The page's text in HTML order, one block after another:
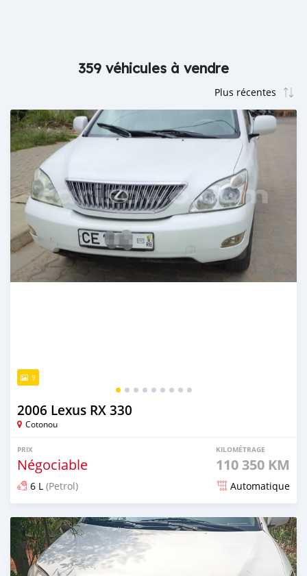
359 véhicules à vendre
9
2006 Lexus RX 330
Cotonou
PRIX
Négociable
KILOMÉTRAGE
110 350 KM
6 L (Petrol) Automatique
Publié il y a 14 jours